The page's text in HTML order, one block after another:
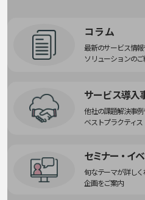
一次産業
製造・建設業
コラム
最新のサービス情報
ソリューションの
サービス導入
他社の課題解決事例
ベストプラクティス
セミナー・イ
旬なテーマが詳しく
企画をご案内